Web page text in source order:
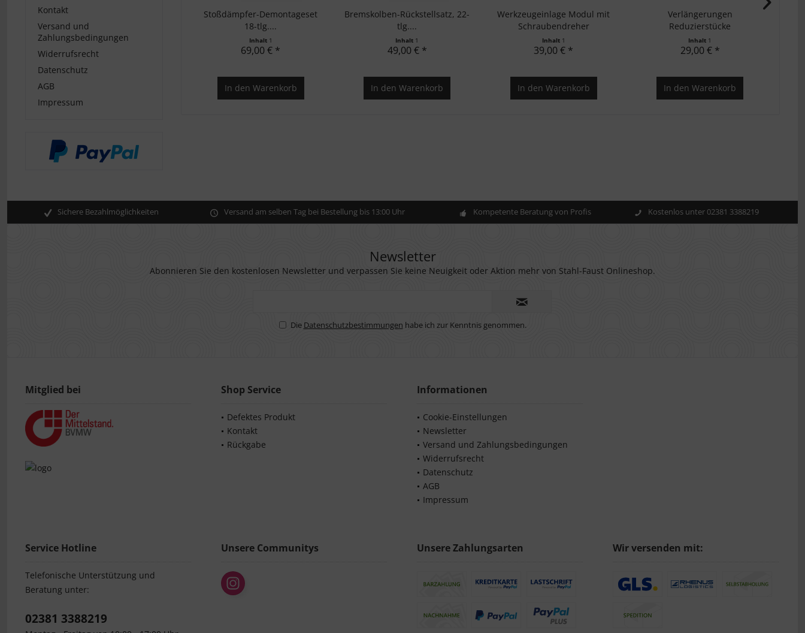
Kontakt
Versand und
Zahlungsbedingungen
Widerrufsrecht
Datenschutz
AGB
Impressum
Stoßdämpfer-Demontageset
18-tlg....
Inhalt 1
69,00 € *
In den Warenkorb
Bremskolben-Rückstellsatz, 22-
tlg....
Inhalt 1
49,00 € *
In den Warenkorb
Werkzeugeinlage Modul mit
Schraubendreher
Inhalt 1
39,00 € *
In den Warenkorb
Verlängerungen
Reduzierstücke
Kreuzgelenkesatz,...
Inhalt 1
29,00 € *
In den Warenkorb
Sichere Bezahlmöglichkeiten Versand am selben Tag bei Bestellung bis 13:00 Uhr Kompetente Beratung von Profis Kostenlos unter 02381 3388219
Newsletter
Abonnieren Sie den kostenlosen Newsletter und verpassen Sie keine Neuigkeit oder Aktion mehr von Stahl-Faust Onlineshop.
Die Datenschutzbestimmungen habe ich zur Kenntnis genommen.
Mitglied bei Shop Service
Defektes Produkt
Kontakt
Rückgabe
Informationen
Cookie-Einstellungen
Newsletter
Versand und Zahlungsbedingungen
Widerrufsrecht
Datenschutz
AGB
Impressum
Service Hotline
Telefonische Unterstützung und
Beratung unter:
02381 3388219
Unsere Communitys Unsere Zahlungsarten Wir versenden mit: